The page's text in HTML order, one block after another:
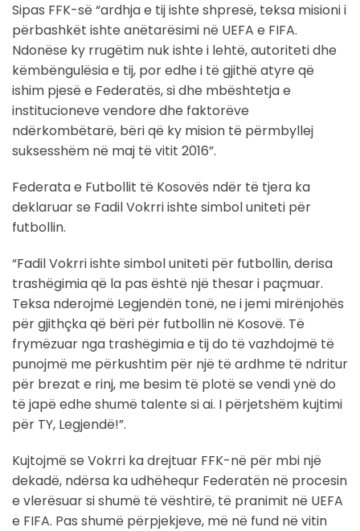
Sipas FFK-së “ardhja e tij ishte shpresë, teksa misioni i
përbashkët ishte anëtarësimi në UEFA e FIFA.
Ndonëse ky rrugëtim nuk ishte i lehtë, autoriteti dhe
këmbëngulësia e tij, por edhe i të gjithë atyre që
ishim pjesë e Federatës, si dhe mbështetja e
institucioneve vendore dhe faktorëve
ndërkombëtarë, bëri që ky mision të përmbyllej
suksesshëm në maj të vitit 2016”.
Federata e Futbollit të Kosovës ndër të tjera ka
deklaruar se Fadil Vokrri ishte simbol uniteti për
futbollin.
“Fadil Vokrri ishte simbol uniteti për futbollin, derisa
trashëgimia që la pas është një thesar i paçmuar.
Teksa nderojmë Legjendën tonë, ne i jemi mirënjohës
për gjithçka që bëri për futbollin në Kosovë. Të
frymëzuar nga trashëgimia e tij do të vazhdojmë të
punojmë me përkushtim për një të ardhme të ndritur
për brezat e rinj, me besim të plotë se vendi ynë do
të japë edhe shumë talente si ai. I përjetshëm kujtimi
për TY, Legjendë!”.
Kujtojmë se Vokrri ka drejtuar FFK-në për mbi një
dekadë, ndërsa ka udhëhequr Federatën në procesin
e vlerësuar si shumë të vështirë, të pranimit në UEFA
e FIFA. Pas shumë përpjekjeve, më në fund në vitin